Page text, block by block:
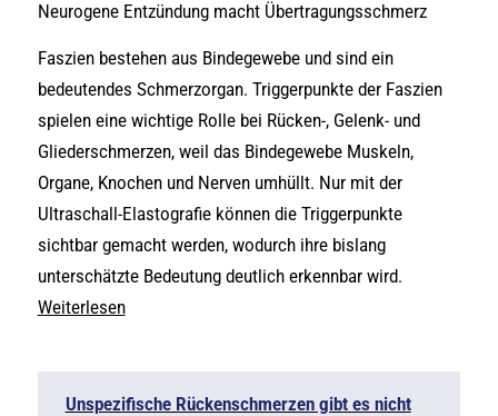
Neurogene Entzündung macht Übertragungsschmerz
Faszien bestehen aus Bindegewebe und sind ein
bedeutendes Schmerzorgan. Triggerpunkte der Faszien
spielen eine wichtige Rolle bei Rücken-, Gelenk- und
Gliederschmerzen, weil das Bindegewebe Muskeln,
Organe, Knochen und Nerven umhüllt. Nur mit der
Ultraschall-Elastografie können die Triggerpunkte
sichtbar gemacht werden, wodurch ihre bislang
unterschätzte Bedeutung deutlich erkennbar wird.
Weiterlesen
Unspezifische Rückenschmerzen gibt es nicht